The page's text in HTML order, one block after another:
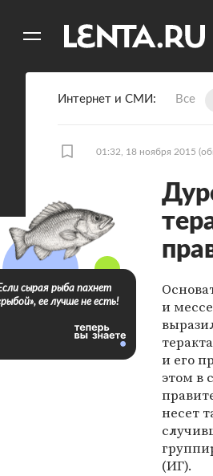
Интернет и СМИ Все
01:32, 18 ноября 2015
и
и его
этом в
несет
(ИГ).
сырая рыба пахнет
ее лучше не есть!